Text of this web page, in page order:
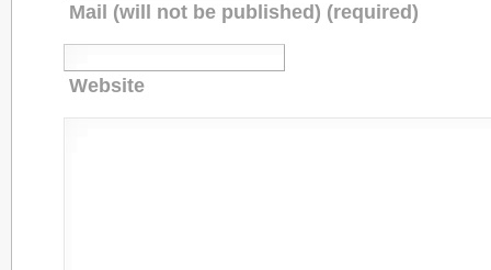
Mail (will not be published) (required)
Website